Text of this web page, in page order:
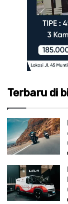
Terbaru di